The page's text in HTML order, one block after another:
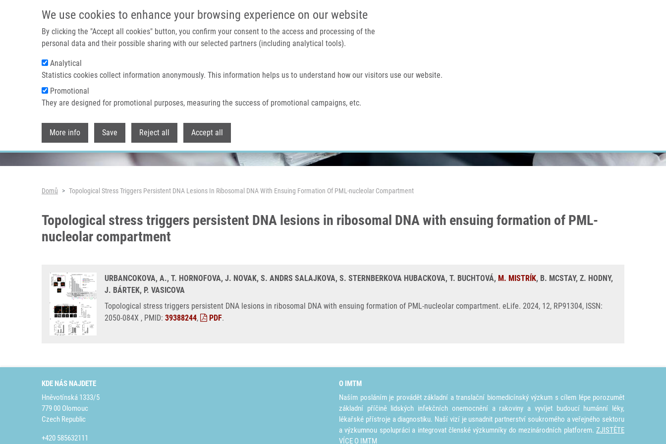
We use cookies to enhance your browsing experience on our website
By clicking the "Accept all cookies" button, you confirm your consent to the access and processing of the
personal data and their possible sharing with our selected partners (including analytical tools).
Analytical
Statistics cookies collect information anonymously. This information helps us to understand how our visitors use our website.
Promotional
They are designed for promotional purposes, measuring the success of promotional campaigns, etc.
More info Save Reject all Accept all
IMTM PORTÁL
Domů O nás
Header image
Drobečková navigace
Domů Topological Stress Triggers Persistent DNA Lesions In Ribosomal DNA With Ensuing Formation Of PML-nucleolar Compartment
Topological stress triggers persistent DNA lesions in ribosomal DNA with ensuing formation of PML-
nucleolar compartment
URBANCOKOVA, A., T. HORNOFOVA, J. NOVAK, S. ANDRS SALAJKOVA, S. STERNBERKOVA HUBACKOVA, T. BUCHTOVÁ, M. MISTRÍK, B. MCSTAY, Z. HODNY,
J. BÁRTEK, P. VASICOVA
Topological stress triggers persistent DNA lesions in ribosomal DNA with ensuing formation of PML-nucleolar compartment. eLife. 2024, 12, RP91304, ISSN:
2050-084X , PMID: 39388244, PDF.
KDE NÁS NAJDETE
Hněvotínská 1333/5
779 00 Olomouc
Czech Republic
+420 585632111
O IMTM
Naším posláním je provádět základní a translační biomedicínský výzkum s cílem lépe porozumět
základní příčině lidských infekčních onemocnění a rakoviny a vyvíjet budoucí humánní léky,
lékařské přístroje a diagnostiku. Naší vizí je usnadnit partnerství soukromého a veřejného sektoru
a výzkumnou spolupráci a integrovat členské výzkumníky do mezinárodních platforem. ZJISTĚTE
VÍCE O IMTM